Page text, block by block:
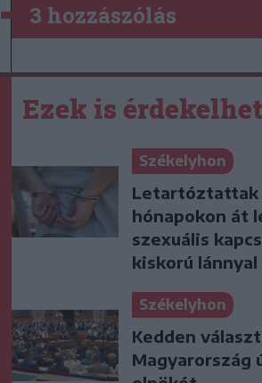
3 hozzászólás
Ezek is
Székelyhon
hónapokon át
szexuális
kiskorú lánnyal
Székelyhon
Kedden
Magyarország